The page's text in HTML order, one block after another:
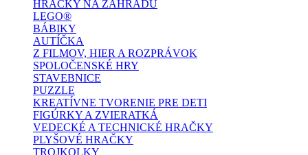
HRAČKY NA ZÁHRADU
LEGO®
BÁBIKY
AUTÍČKA
Z FILMOV, HIER A ROZPRÁVOK
SPOLOČENSKÉ HRY
STAVEBNICE
PUZZLE
KREATÍVNE TVORENIE PRE DETI
FIGÚRKY A ZVIERATKÁ
VEDECKÉ A TECHNICKÉ HRAČKY
PLYŠOVÉ HRAČKY
TROJKOLKY